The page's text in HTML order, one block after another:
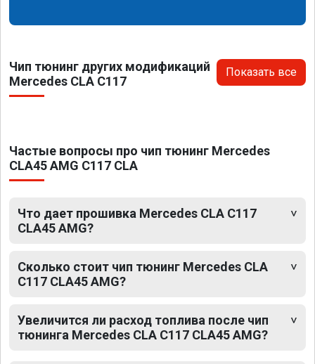
Чип тюнинг других модификаций
Mercedes CLA C117
Показать все
Частые вопросы про чип тюнинг Mercedes
CLA45 AMG C117 CLA
Что дает прошивка Mercedes CLA C117
CLA45 AMG?
Сколько стоит чип тюнинг Mercedes CLA
C117 CLA45 AMG?
Увеличится ли расход топлива после чип
тюнинга Mercedes CLA C117 CLA45 AMG?